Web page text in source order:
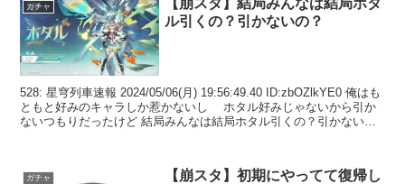
ガチャ
【崩スタ】結局みんなは結局ホタ
ル引くの？引かないの？
528: 星穹列車速報 2024/05/06(月) 19:56:49.40 ID:zbOZlkYE0 俺はも
ともと好みのキャラしか惹かないし ホタル好みじゃないから引か
ないつもりだったけど 結局みんなは結局ホタル引くの？引かない
ガチャ
【崩スタ】初期にやってて復帰し